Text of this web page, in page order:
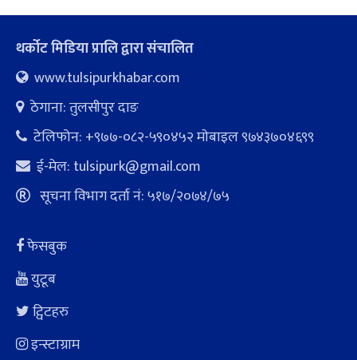
थर्कोट मिडिया प्रालि द्वारा संचालित
www.tulsipurkhabar.com
ठेगाना: तुलसीपुर दाङ
टेलिफोन: +९७७-०८२-५९०४५२ माेबाइल ९७४३७०४६९९
ई-मेल: tulsipurk@gmail.com
सूचना विभाग दर्ता नं: ५१७/२०७४/७५
फेसबुक
युटूब
ट्विटहरु
इन्स्टाग्राम